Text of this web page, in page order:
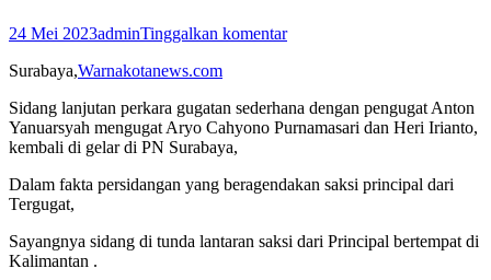
24 Mei 2023adminTinggalkan komentar
Surabaya,Warnakotanews.com
Sidang lanjutan perkara gugatan sederhana dengan pengugat Anton
Yanuarsyah mengugat Aryo Cahyono Purnamasari dan Heri Irianto,
kembali di gelar di PN Surabaya,
Dalam fakta persidangan yang beragendakan saksi principal dari
Tergugat,
Sayangnya sidang di tunda lantaran saksi dari Principal bertempat di
Kalimantan .